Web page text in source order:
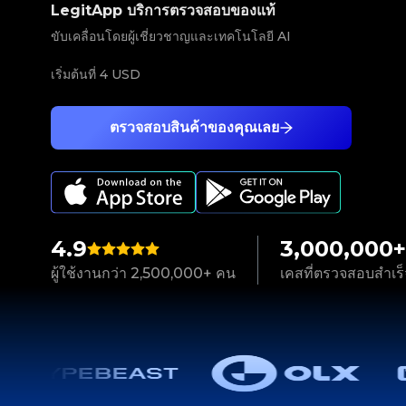
4.9
ผู้ใช้งานกว่า 2,500,000+ คน
3,000,000+
เคสที่ตรวจสอบสำเ
ตรวจสอบสินค้าของคุณเลย
LegitApp บริการตรวจสอบของแท้
ขับเคลื่อนโดยผู้เชี่ยวชาญและเทคโนโลยี AI
เริ่มต้นที่ 4 USD